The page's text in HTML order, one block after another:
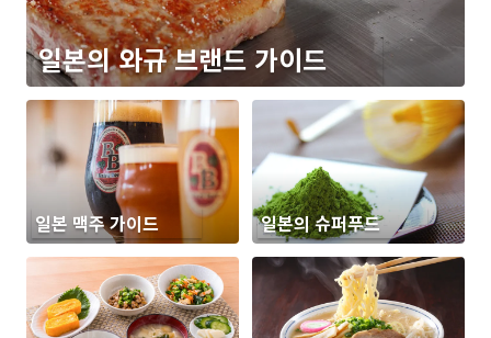
일본의 와규 브랜드 가이드
일본 맥주 가이드 일본의 슈퍼푸드